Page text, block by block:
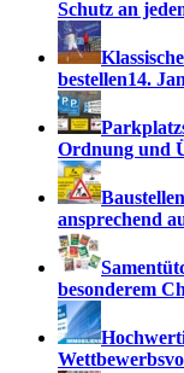
Schutz an
bestellen14.
Ordnung und
ansprechend
besonderem